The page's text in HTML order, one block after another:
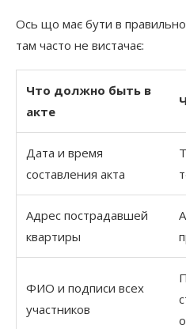
Ось що має бути в правильно
там часто не вистачає:
Что должно быть в
акте
Дата и время
составления акта
Адрес пострадавшей
квартиры
ФИО и подписи всех
участников